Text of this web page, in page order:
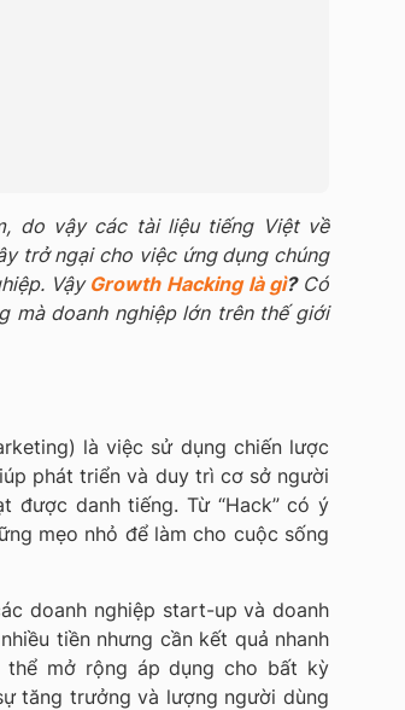
do vậy các tài liệu tiếng Việt về
trở ngại cho việc ứng dụng chúng
VậyGrowth Hacking là gì?Có
mà doanh nghiệp lớn trên thế giới
là việc sử dụng chiến lược
phát triển và duy trì cơ sở người
được danh tiếng. Từ “Hack” có ý
mẹo nhỏ để làm cho cuộc sống
doanh nghiệp start-up và doanh
tiền nhưng cần kết quả nhanh
thể mở rộng áp dụng cho bất kỳ
tăng trưởng và lượng người dùng